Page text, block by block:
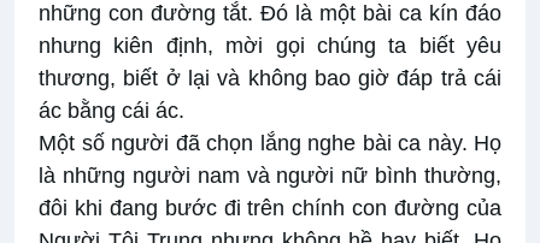
những con đường tắt. Đó là một bài ca kín đáo
nhưng kiên định, mời gọi chúng ta biết yêu
thương, biết ở lại và không bao giờ đáp trả cái
ác bằng cái ác.
Một số người đã chọn lắng nghe bài ca này. Họ
là những người nam và người nữ bình thường,
đôi khi đang bước đi trên chính con đường của